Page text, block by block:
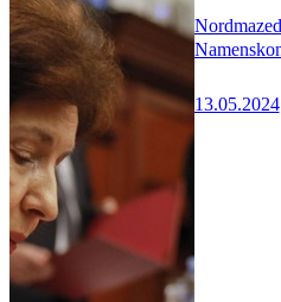
13.05.2024